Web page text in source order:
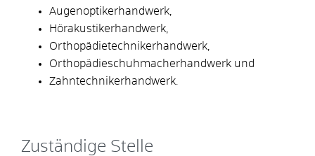
Augenoptikerhandwerk,
Hörakustikerhandwerk,
Orthopädietechnikerhandwerk,
Orthopädieschuhmacherhandwerk und
Zahntechnikerhandwerk.
Zuständige Stelle